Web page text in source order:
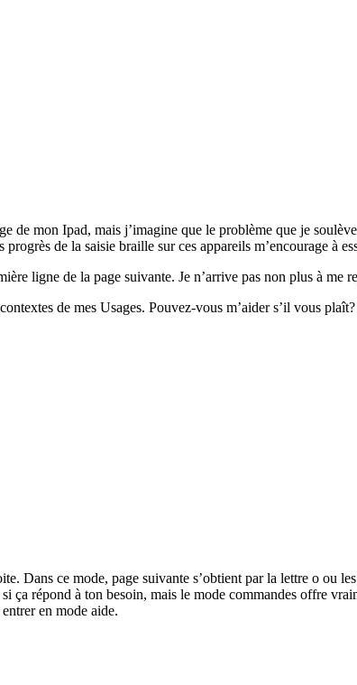
de mon Ipad, mais j’imagine que le problème que je
de la saisie braille sur ces appareils m’encourage à
ligne de la page suivante. Je n’arrive pas non plus à me
de mes Usages. Pouvez-vous m’aider s’il vous
Dans ce mode, page suivante s’obtient par la lettre o ou
ça répond à ton besoin, mais le mode commandes offre
en mode aide.